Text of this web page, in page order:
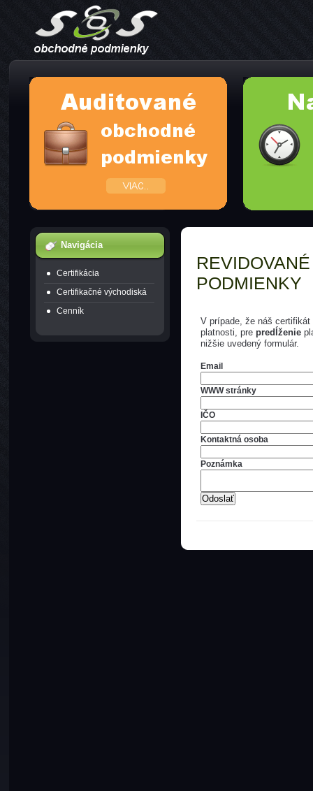
Navigácia
Certifikácia
Certifikačné východiská
Cenník
PODMIENKY
V prípade, že náš
platnosti, pre predĺženie
nižšie uvedený formulár.
Email
WWW stránky
IČO
Kontaktná osoba
Poznámka